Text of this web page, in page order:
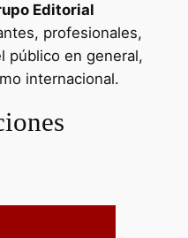
Editorial
profesionales,
público en general,
internacional.